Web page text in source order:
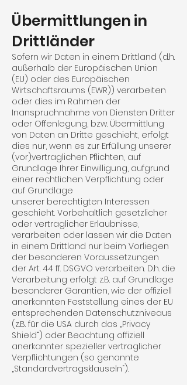
Übermittlungen in
Drittländer
Sofern wir Daten in einem Drittland (d.h.
außerhalb der Europäischen Union
(EU) oder des Europäischen
Wirtschaftsraums (EWR)) verarbeiten
oder dies im Rahmen der
Inanspruchnahme von Diensten Dritter
oder Offenlegung, bzw. Übermittlung
von Daten an Dritte geschieht, erfolgt
dies nur, wenn es zur Erfüllung unserer
(vor)vertraglichen Pflichten, auf
Grundlage Ihrer Einwilligung, aufgrund
einer rechtlichen Verpflichtung oder
auf Grundlage
unserer berechtigten Interessen
geschieht. Vorbehaltlich gesetzlicher
oder vertraglicher Erlaubnisse,
verarbeiten oder lassen wir die Daten
in einem Drittland nur beim Vorliegen
der besonderen Voraus­setzungen
der Art. 44 ff. DSGVO verarbeiten. D.h. die
Verarbeitung erfolgt z.B. auf Grundlage
besonderer Garantien, wie der offiziell
anerkannten Feststellung eines der EU
entsprechenden Daten­schutz­niveaus
(z.B. für die USA durch das „Privacy
Shield“) oder Beachtung offiziell
anerkannter spezieller vertraglicher
Verpflichtungen (so genannte
„Standardvertrags­klauseln“).